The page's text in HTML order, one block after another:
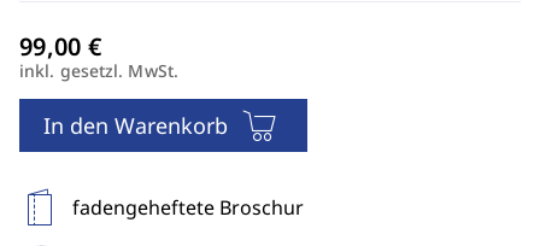
inkl. gesetzl. MwSt.
In den Warenkorb
fadengeheftete Broschur